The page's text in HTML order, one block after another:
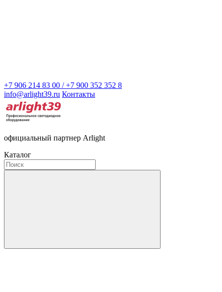
+7 906 214 83 00 / +7 900 352 352 8
info@arlight39.ru Контакты
официальный партнер Arlight
Каталог